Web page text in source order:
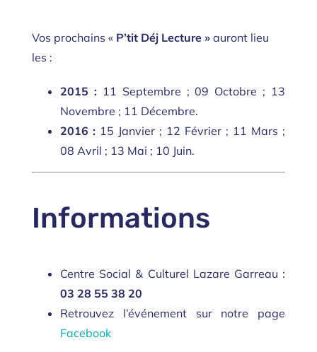
Vos prochains « P’tit Déj Lecture »auront lieu
les :
2015 : 11 Septembre ;09 Octobre ; 13
Novembre ; 11 Décembre.
2016 : 15 Janvier ; 12 Février ; 11 Mars ;
08 Avril ; 13 Mai ; 10 Juin.
Informations
Centre Social & Culturel Lazare Garreau :
03 28 55 38 20
Retrouvez l’événement sur notre page
Facebook